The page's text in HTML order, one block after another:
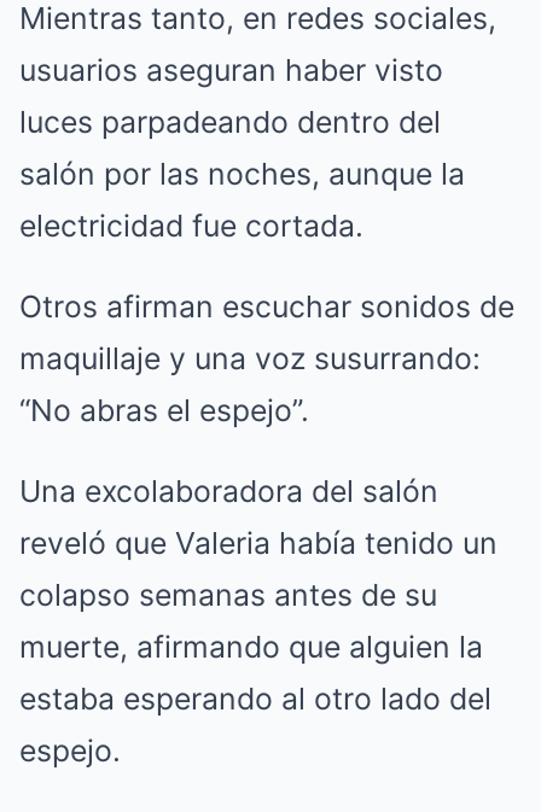
Mientras tanto, en redes sociales,
usuarios aseguran haber visto
luces parpadeando dentro del
salón por las noches, aunque la
electricidad fue cortada.
Otros afirman escuchar sonidos de
maquillaje y una voz susurrando:
“No abras el espejo”.
Una excolaboradora del salón
reveló que Valeria había tenido un
colapso semanas antes de su
muerte, afirmando que alguien la
estaba esperando al otro lado del
espejo.